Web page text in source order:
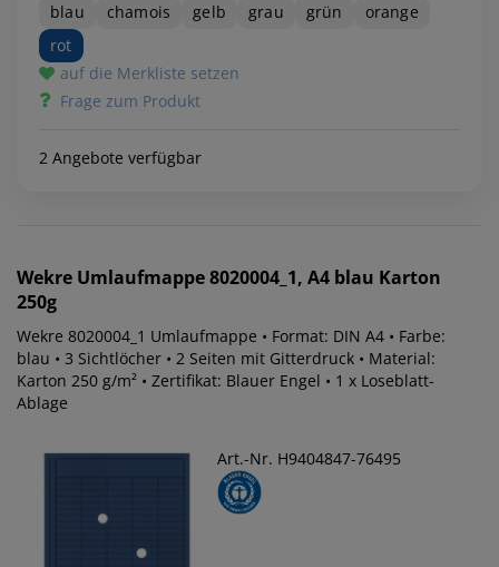
blau
chamois gelb grau grün
orange
rot
auf die Merkliste setzen
Frage zum Produkt
2 Angebote verfügbar
Wekre Umlaufmappe 8020004_1, A4 blau Karton
250g
Wekre 8020004_1 Umlaufmappe • Format: DIN A4 • Farbe:
blau • 3 Sichtlöcher • 2 Seiten mit Gitterdruck • Material:
Karton 250 g/m² • Zertifikat: Blauer Engel • 1 x Loseblatt-
Ablage
Art.-Nr. H9404847-76495